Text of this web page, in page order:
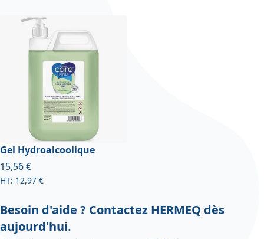
Gel Hydroalcoolique
À partir de
15,56 €
12,97 €
Besoin d'aide ? Contactez HERMEQ dès
aujourd'hui.